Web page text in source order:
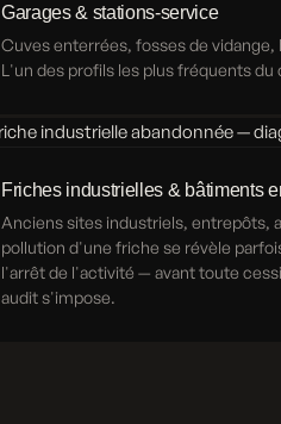
Garages & stations-service
Cuves enterrées, fosses de
L'un des profils les plus fréquents du
Friches industrielles & bâtiments
Anciens sites industriels, entrepôts,
pollution d'une friche se révèle
l'arrêt de l'activité — avant toute
audit s'impose.